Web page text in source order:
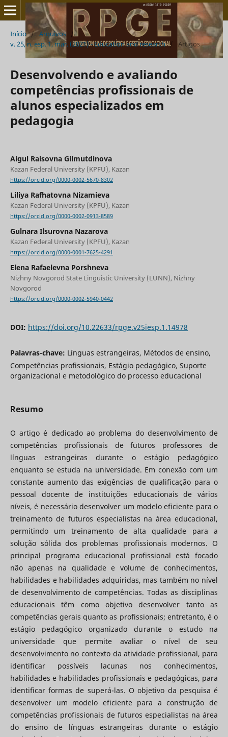
Início / Arquivos
/
v. 25, n. esp. 1, mar. (2021) - Education and research / Artigos
Desenvolvendo e avaliando
competências profissionais de
alunos especializados em
pedagogia
Aigul Raisovna Gilmutdinova
Kazan Federal University (KPFU), Kazan
https://orcid.org/0000-0002-5670-8302
Liliya Rafhatovna Nizamieva
Kazan Federal University (KPFU), Kazan
https://orcid.org/0000-0002-0913-8589
Gulnara Ilsurovna Nazarova
Kazan Federal University (KPFU), Kazan
https://orcid.org/0000-0001-7625-4291
Elena Rafaelevna Porshneva
Nizhny Novgorod State Linguistic University (LUNN), Nizhny
Novgorod
https://orcid.org/0000-0002-5940-0442
DOI: https://doi.org/10.22633/rpge.v25iesp.1.14978
Palavras-chave: Línguas estrangeiras, Métodos de ensino,
Competências profissionais, Estágio pedagógico, Suporte
organizacional e metodológico do processo educacional
Resumo
O artigo é dedicado ao problema do desenvolvimento de
competências profissionais de futuros professores de
línguas estrangeiras durante o estágio pedagógico
enquanto se estuda na universidade. Em conexão com um
constante aumento das exigências de qualificação para o
pessoal docente de instituições educacionais de vários
níveis, é necessário desenvolver um modelo eficiente para o
treinamento de futuros especialistas na área educacional,
permitindo um treinamento de alta qualidade para a
solução sólida dos problemas profissionais modernos. O
principal programa educacional profissional está focado
não apenas na qualidade e volume de conhecimentos,
habilidades e habilidades adquiridas, mas também no nível
de desenvolvimento de competências. Todas as disciplinas
educacionais têm como objetivo desenvolver tanto as
competências gerais quanto as profissionais; entretanto, é o
estágio pedagógico organizado durante o estudo na
universidade que permite avaliar o nível de seu
desenvolvimento no contexto da atividade profissional, para
identificar possíveis lacunas nos conhecimentos,
habilidades e habilidades profissionais e pedagógicas, para
identificar formas de superá-las. O objetivo da pesquisa é
desenvolver um modelo eficiente para a construção de
competências profissionais de futuros especialistas na área
do ensino de línguas estrangeiras durante o estágio